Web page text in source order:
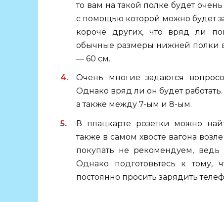
то вам на такой полке будет
с помощью которой можно будет
короче других, что вряд ли
обычные размеры нижней полки
— 60 см.
Очень многие задаются
Однако вряд ли он будет
а также между 7-ым и 8-ым.
В плацкарте розетки можно
также в самом хвосте вагона
покупать не рекомендуем,
Однако подготовьтесь к тому,
постоянно просить зарядить